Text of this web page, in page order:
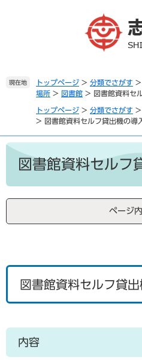
へ
現在地 トップページ > 分類でさがす >
場所 > 図書館 > 図書館資料セ
トップページ > 分類でさがす >
> 図書館資料セルフ貸出機の導
本
図書館資料セルフ
ページ
図書館資料セルフ
内容